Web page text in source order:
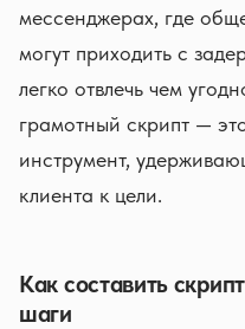
мессенджерах, где
могут приходить с
легко отвлечь чем
грамотный скрипт —
инструмент,
клиента к цели.
Как составить
шаги